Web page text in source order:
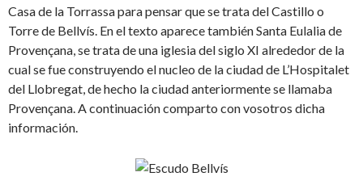
Casa de la Torrassa para pensar que se trata del Castillo o
Torre de Bellvís. En el texto aparece también Santa Eulalia de
Provençana, se trata de una iglesia del siglo XI alrededor de la
cual se fue construyendo el nucleo de la ciudad de L’Hospitalet
del Llobregat, de hecho la ciudad anteriormente se llamaba
Provençana. A continuación comparto con vosotros dicha
información.